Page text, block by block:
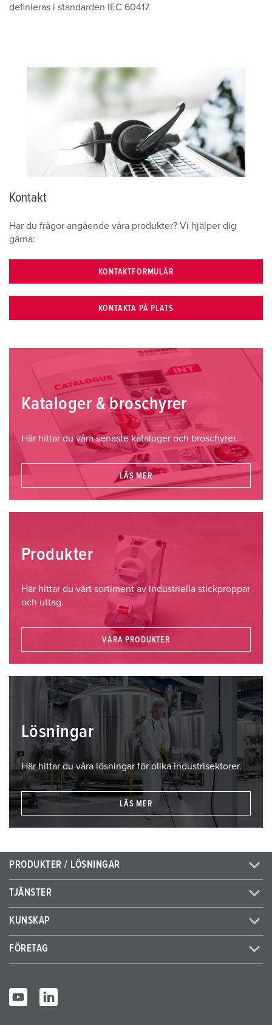
definieras i standarden IEC 60417.
Kontakt
Har du frågor angående våra produkter? Vi hjälper dig
gärna:
KONTAKTFORMULÄR
KONTAKTA PÅ PLATS
Kataloger & broschyrer
Här hittar du våra senaste kataloger och broschyrer.
LÄS MER
Produkter
Här hittar du vårt sortiment av industriella stickproppar
och uttag.
VÅRA PRODUKTER
Lösningar
Här hittar du våra lösningar för olika industrisektorer.
LÄS MER
PRODUKTER / LÖSNINGAR
TJÄNSTER
KUNSKAP
FÖRETAG